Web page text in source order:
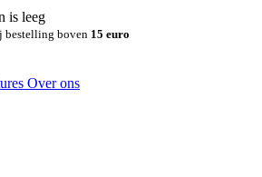
is leeg
bestelling boven 15 euro
Over ons